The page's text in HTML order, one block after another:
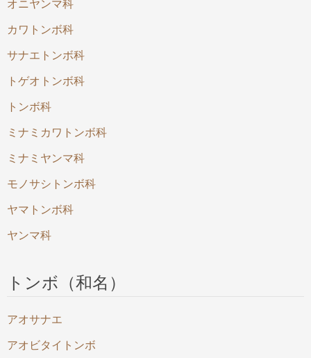
オニヤンマ科
カワトンボ科
サナエトンボ科
トゲオトンボ科
トンボ科
ミナミカワトンボ科
ミナミヤンマ科
モノサシトンボ科
ヤマトンボ科
ヤンマ科
トンボ（和名）
アオサナエ
アオビタイトンボ